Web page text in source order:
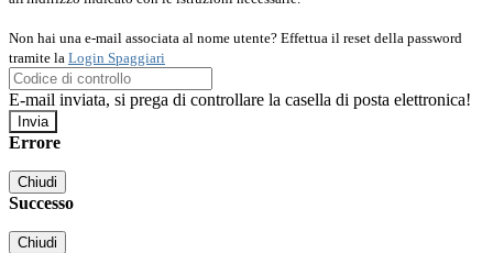
Non hai una e-mail associata al nome utente? Effettua il reset della password
tramite la Login Spaggiari
E-mail inviata, si prega di controllare la casella di posta elettronica!
Errore
Chiudi
Successo
Chiudi